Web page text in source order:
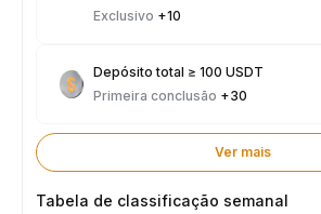
Exclusivo +10
Depósito total ≥ 100 USDT
Primeira conclusão +30
Ver mais
Tabela de classificação semanal